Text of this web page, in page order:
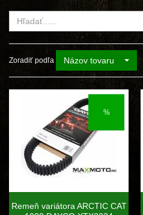
Zoradiť podľa Názov tovaru
%
Remeň variátora ARCTIC CAT